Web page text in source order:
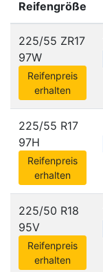
Reifengröße
225/55 ZR17
97W
Reifenpreis
erhalten
225/55 R17
97H
Reifenpreis
erhalten
225/50 R18
95V
Reifenpreis
erhalten